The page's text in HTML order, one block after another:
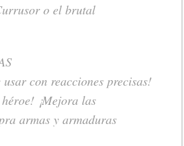
o el brutal
con reacciones precisas!
¡Mejora las
armas y armaduras